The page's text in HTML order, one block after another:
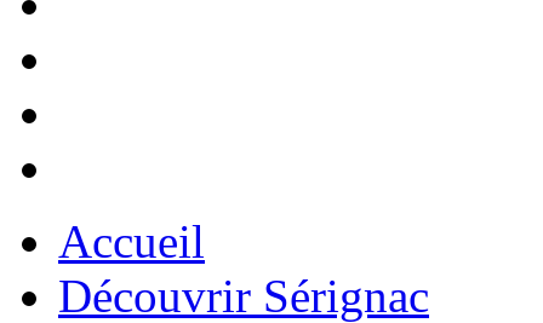
Accueil
Découvrir Sérignac